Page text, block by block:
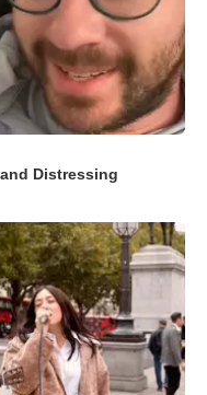
Distressing